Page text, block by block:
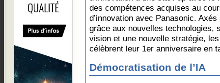
des compétences acquises au
d’innovation avec Panasonic.
grâce aux nouvelles technologies,
vision et une nouvelle stratégie,
célèbrent leur 1er anniversaire en
Démocratisation de l’IA